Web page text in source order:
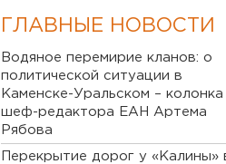
ГЛАВНЫЕ НОВОСТИ
Водяное перемирие кланов: о
политической ситуации в
Каменске-Уральском – колонка
шеф-редактора ЕАН Артема
Рябова
Перекрытие дорог у «Калины»